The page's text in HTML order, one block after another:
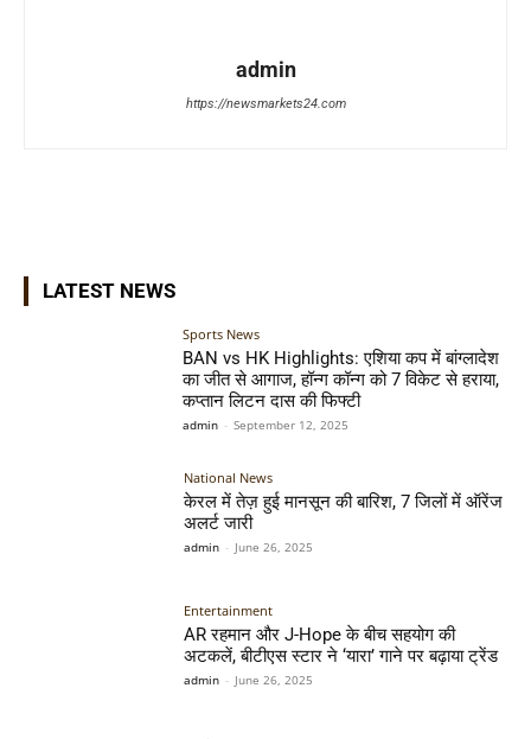
admin
https://newsmarkets24.com
LATEST NEWS
Sports News
BAN vs HK Highlights: एशिया कप में बांग्लादेश
का जीत से आगाज, हॉन्ग कॉन्ग को 7 विकेट से हराया,
कप्तान लिटन दास की फिफ्टी
admin - September 12, 2025
National News
केरल में तेज़ हुई मानसून की बारिश, 7 जिलों में ऑरेंज
अलर्ट जारी
admin - June 26, 2025
Entertainment
AR रहमान और J-Hope के बीच सहयोग की
अटकलें, बीटीएस स्टार ने ‘यारा’ गाने पर बढ़ाया ट्रेंड
admin - June 26, 2025